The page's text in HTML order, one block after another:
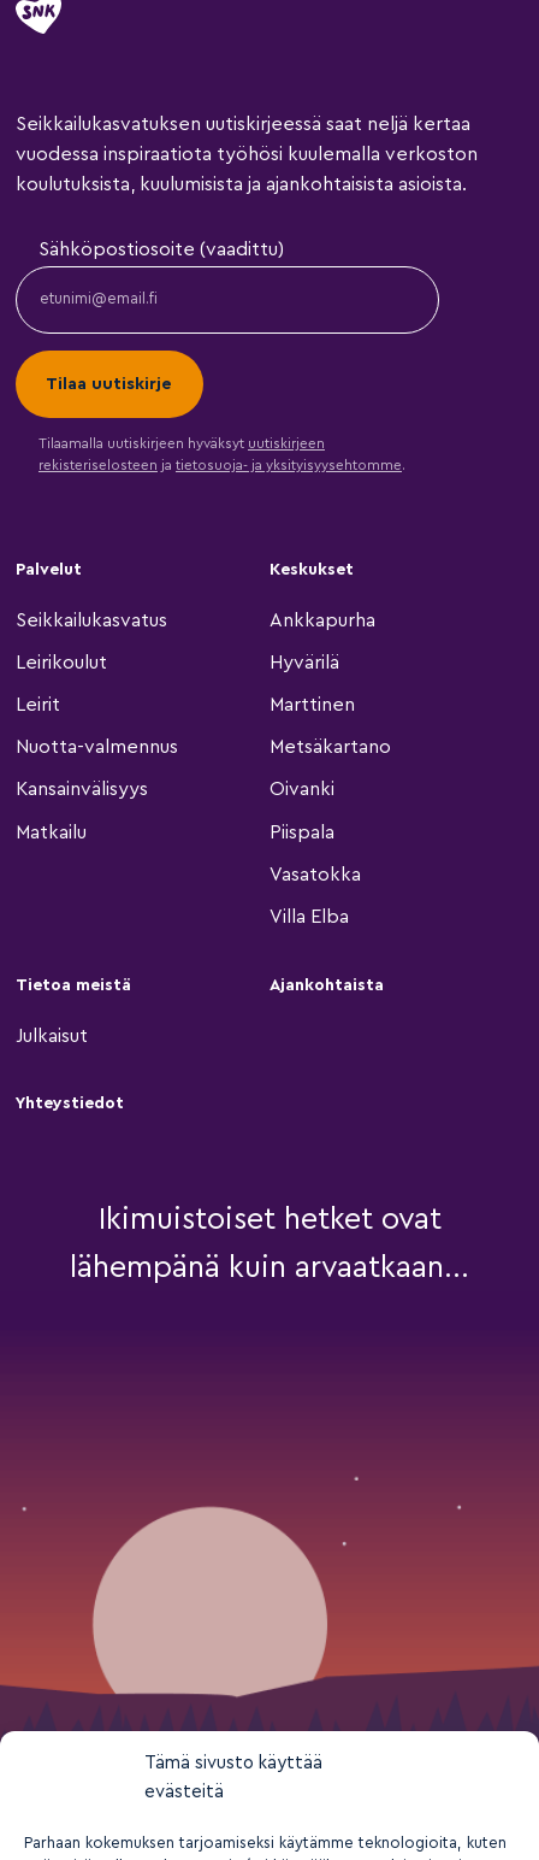
Tämä sivusto käyttää
evästeitä
Parhaan kokemuksen tarjoamiseksi käytämme teknologioita, kuten
Seikkailukasvatuksen uutiskirjeessä saat neljä kertaa
vuodessa inspiraatiota työhösi kuulemalla verkoston
koulutuksista, kuulumisista ja ajankohtaisista asioista.
Sähköpostiosoite (vaadittu)
Tilaamalla uutiskirjeen hyväksyt uutiskirjeen
rekisteriselosteen ja tietosuoja- ja yksityisyysehtomme.
Palvelut
Seikkailukasvatus
Leirikoulut
Leirit
Nuotta-valmennus
Kansainvälisyys
Matkailu
Keskukset
Ankkapurha
Hyvärilä
Marttinen
Metsäkartano
Oivanki
Piispala
Vasatokka
Villa Elba
Tietoa meistä
Julkaisut
Ajankohtaista
Yhteystiedot
Ikimuistoiset hetket ovat
lähempänä kuin arvaatkaan...